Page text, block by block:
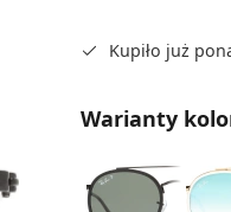
Kupiło już
Warianty